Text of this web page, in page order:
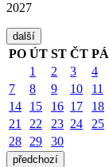
2027
další
PO ÚT ST ČT PÁ
1
2 3 4
7
8 9 10 11
14
15 16 17 18
21
22 23 24 25
28 29 30
předchozí